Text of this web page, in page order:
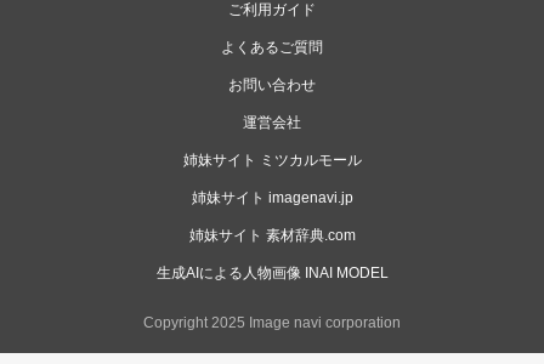
ご利用ガイド
よくあるご質問
お問い合わせ
運営会社
姉妹サイト ミツカルモール
姉妹サイト imagenavi.jp
姉妹サイト 素材辞典.com
生成AIによる人物画像 INAI MODEL
Copyright 2025 Image navi corporation